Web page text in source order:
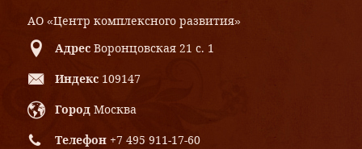
АО «Центр комплексного развития»
Адрес Воронцовская 21 с. 1
Индекс 109147
Город Москва
Телефон +7 495 911-17-60